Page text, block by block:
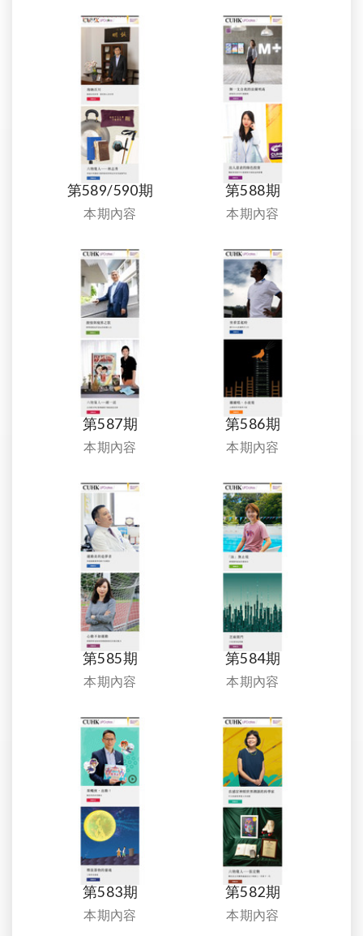
第589/590期
本期內容
第588期
本期內容
第587期
本期內容
第586期
本期內容
第585期
本期內容
第584期
本期內容
第583期
本期內容
第582期
本期內容